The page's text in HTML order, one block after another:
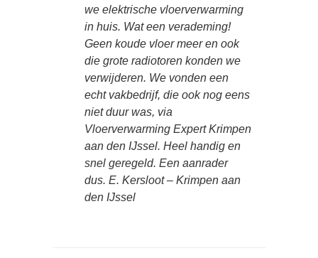
we elektrische vloerverwarming
in huis. Wat een verademing!
Geen koude vloer meer en ook
die grote radiotoren konden we
verwijderen. We vonden een
echt vakbedrijf, die ook nog eens
niet duur was, via
Vloerverwarming Expert Krimpen
aan den IJssel. Heel handig en
snel geregeld. Een aanrader
dus. E. Kersloot – Krimpen aan
den IJssel